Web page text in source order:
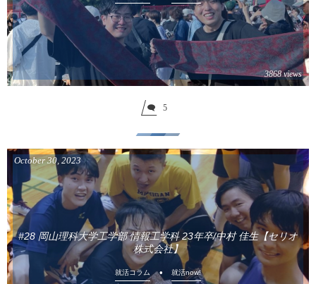
3868 views
5
#28 岡山理科大学工学部 情報工学科 23年卒/中村 佳生【セリオ
株式会社】
October 30 2023
就活コラム 就活now!